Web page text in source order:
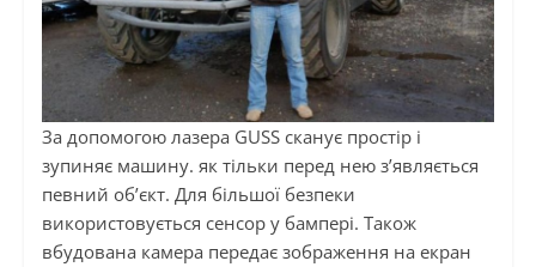
За допомогою лазера GUSS сканує простір і
зупиняє машину. як тільки перед нею з’являється
певний об’єкт. Для більшої безпеки
використовується сенсор у бампері. Також
вбудована камера передає зображення на екран